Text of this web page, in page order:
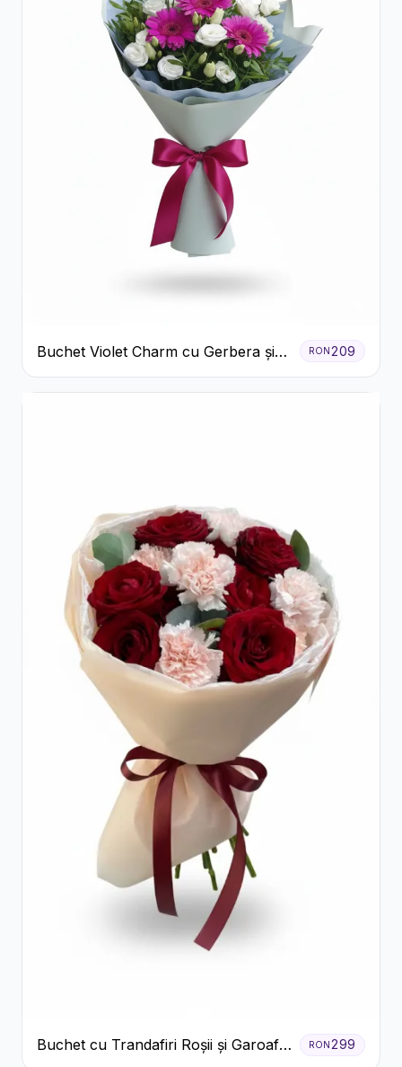
Buchet Violet Charm cu Gerbera și
Lisianthus Alb
RON209
Buchet cu Trandafiri Roșii și Garoafe
RON299